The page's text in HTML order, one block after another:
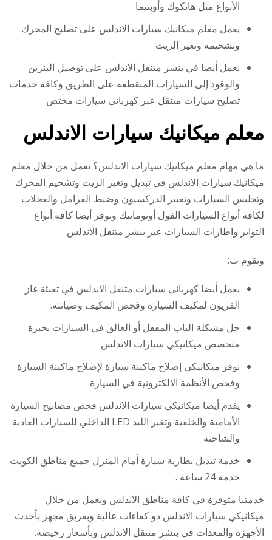
الأنواع مثل هانكوك وأوبتيما
يعمل معلم ميكانيك سيارات الاندلس على تصليح المحرك
وتشحيمه وتغير الزيت
نعمل أيضا في بنشر متنقل الاندلس على توصيل البنزين
والوقود إلى السيارات المنقطعة على الطريق وكافة خدمات
تصليح سيارات متنقل عبر كهربائي سيارات مختص
معلم ميكانيك سيارات الاندلس
ما هي مهام معلم ميكانيك سيارات الاندلس؟ نعمل من خلال معلم
ميكانيك سيارات الاندلس في تبديل وتغير الزيت وتشحيم المحرك
وتجليس السيارات وتعيير الدركسيون وضبط الفرامل والعجلات
لكافة أنواع السيارات الفول أوتوماتيك ونوفر أيضا كافة أنواع
التواير واطارات السيارات عبر بنشر متنقل الاندلس
ونقوم ب:
يعمل أيضا كهربائي سيارات متنقل الاندلس في تعبئة غاز
الفريون لمكيف السيارة وفحص المكيف وصيانته.
حل مشكلة الباب المقفل أو العالق في السيارات بخبرة
متخصص ميكانيكي سيارات الاندلس
نوفر ميكانيكي إصلاح ماكينة سيارة لإصلاح ماكينة السيارة
وفحص الأنظمة الالكترونية في السيارة.
يقدم أيضا ميكانيكي سيارات الاندلس فحص مصابيح السيارة
الأمامية والخلفية وتغير الليد LED الداخلي للسيارات العادية
والشاحنة
خدمةتبديل بطارية سيارة أمام المنزل جميع مناطق الكويت
خدمة 24 ساعة .
خدمتنا متوفرة في كافة مناطق الاندلس ونعمل من خلال
ميكانيكي سيارات الاندلس ذو كفاءات عالية وبفريق مجهز بأحدث
الأجهزة والمعدات في بنشر متنقل الاندلس وبأسعار رخيصة.